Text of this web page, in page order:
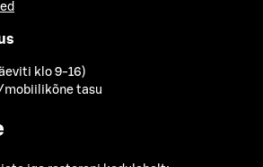
klo 9-16)
mobiilikõne tasu